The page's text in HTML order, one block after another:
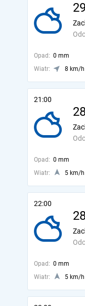
Opad: 0 mm
Wiatr:
8 km/h
21:00
Opad: 0 mm
Wiatr:
5 km/h
22:00
Opad: 0 mm
Wiatr:
5 km/h